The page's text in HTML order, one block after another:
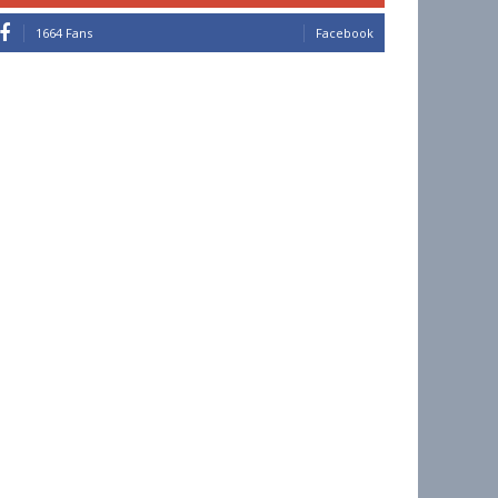
1664 Fans Facebook